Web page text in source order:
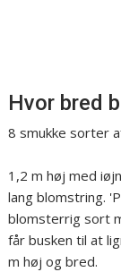
Hvor bred
8 smukke sorter
1,2 m høj med
lang blomstring.
blomsterrig sort
får busken til at
m høj og bred.